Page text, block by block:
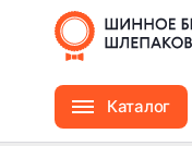
Каталог